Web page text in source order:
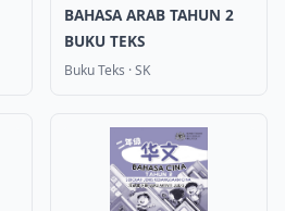
BAHASA ARAB TAHUN 2
BUKU TEKS
Buku Teks ·SK